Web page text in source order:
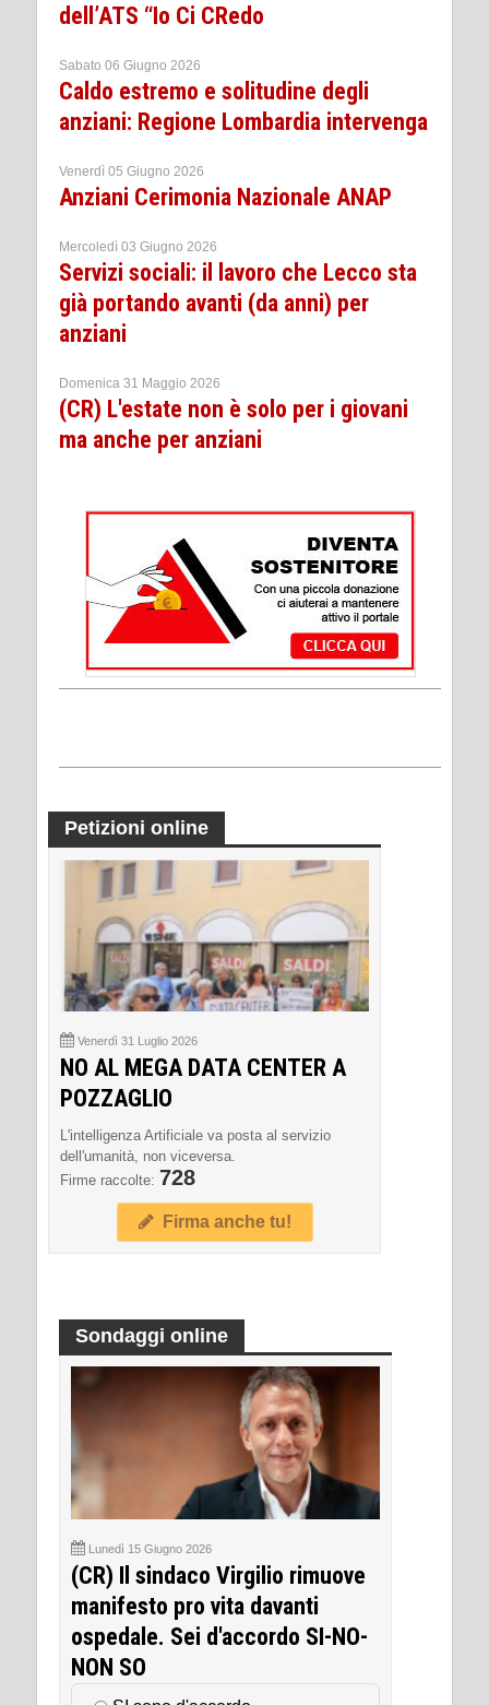
dell’ATS “Io Ci CRedo
Sabato 06 Giugno 2026
Caldo estremo e solitudine degli
anziani: Regione Lombardia intervenga
Venerdì 05 Giugno 2026
Anziani Cerimonia Nazionale ANAP
Mercoledì 03 Giugno 2026
Servizi sociali: il lavoro che Lecco sta
già portando avanti (da anni) per
anziani
Domenica 31 Maggio 2026
(CR) L'estate non è solo per i giovani
ma anche per anziani
Petizioni online
Venerdì 31 Luglio 2026
NO AL MEGA DATA CENTER A
POZZAGLIO
L'intelligenza Artificiale va posta al servizio
dell'umanità, non viceversa.
Firme raccolte: 728
Firma anche tu!
Sondaggi online
Lunedì 15 Giugno 2026
(CR) Il sindaco Virgilio rimuove
manifesto pro vita davanti
ospedale. Sei d'accordo SI-NO-
NON SO